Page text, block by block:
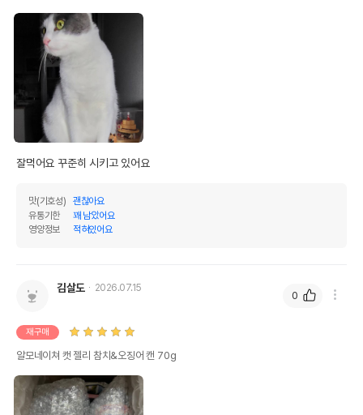
잘먹어요 꾸준히 시키고 있어요
맛(기호성)
괜찮아요
유통기한
꽤 남았어요
영양정보
적혀있어요
김살도 2026.07.15
재구매
알모네이쳐 캣 젤리 참치&오징어 캔 70g
0